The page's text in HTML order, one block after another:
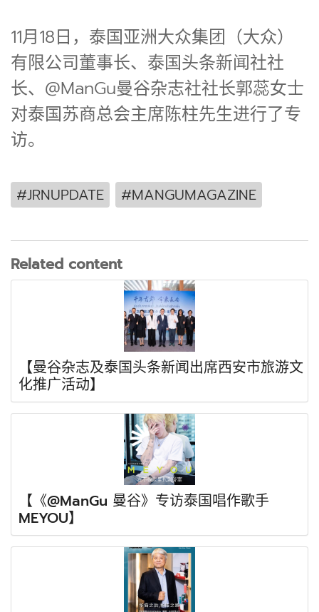
11月18日，泰国亚洲大众集团（大众）
有限公司董事长、泰国头条新闻社社
长、@ManGu曼谷杂志社社长郭蕊女士
对泰国苏商总会主席陈柱先生进行了专
访。
#JRNUPDATE #MANGUMAGAZINE
Related content
【曼谷杂志及泰国头条新闻出席西安市旅游文
化推广活动】
【《@ManGu 曼谷》专访泰国唱作歌手
MEYOU】